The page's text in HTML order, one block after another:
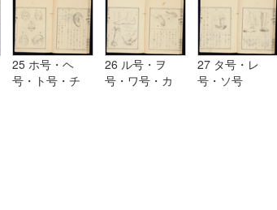
25 ホ号・ヘ
号・ト号・チ
26 ル号・ヲ
号・ワ号・カ
27 タ号・レ
号・ソ号